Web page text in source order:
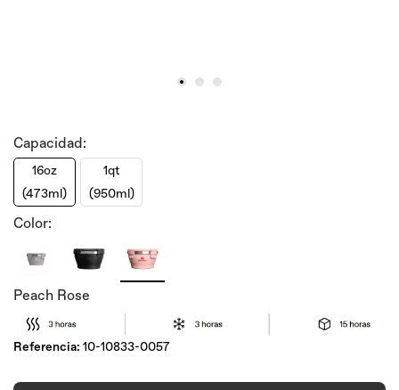
Capacidad:
16oz
(473ml)
1qt
(950ml)
Color:
Peach Rose
Referencia: 10-10833-0057